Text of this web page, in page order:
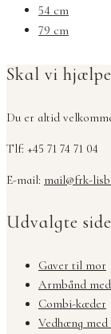
54 cm
79 cm
Skal vi
Du er altid
Tlf: +45 71 74 71 04
E-mail: mail@frk-
Udvalgte
Gaver til mor
Armbånd
Combi-kæder
Vedhæng